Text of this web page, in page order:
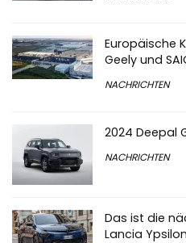
Europäische
Geely und
NACHRICHTEN
2024 Deepal
NACHRICHTEN
Das ist die
Lancia Ypsilon